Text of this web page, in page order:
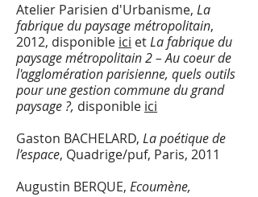
Atelier Parisien d'Urbanisme, La
fabrique du paysage métropolitain,
2012, disponible ici etLa fabrique du
paysage métropolitain 2 – Au coeur de
l'agglomération parisienne, quels outils
pour une gestion commune du grand
paysage ?, disponible ici
Gaston BACHELARD, La poétique de
l’espace, Quadrige/puf, Paris, 2011
Augustin BERQUE, Ecoumène,